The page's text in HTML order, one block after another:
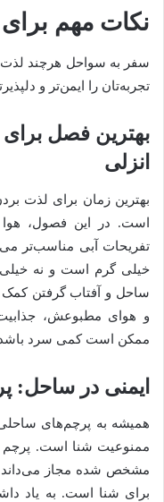
نکات مهم
سفر به سواحل هرچند
تجربه‌تان را ایمن‌تر و
بهترین فصل
انزلی
بهترین زمان برای لذت
است. در این فصول، هوا
تفریحات آبی مناسب‌تر
خیلی گرم است و نه خیلی
ساحل و آفتاب گرفتن کمک
و هوای مطبوعش،
ممکن است کمی سرد
ایمنی در ساحل:
همیشه به پرچم‌های
ممنوعیت شنا است. پرچم
مشخص شده مجاز می‌داند
برای شنا است. به یاد